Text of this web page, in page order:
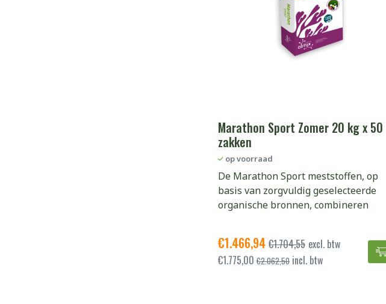
Marathon Sport Zomer 20 kg x 50
zakken
op voorraad
De Marathon Sport meststoffen, op
basis van zorgvuldig geselecteerde
organische bronnen, combineren
€1.466,94 €1.704,55 excl. btw
€1.775,00 €2.062,50 incl. btw